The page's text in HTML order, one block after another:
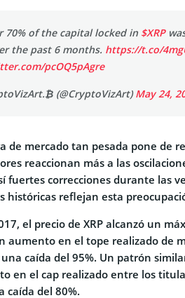
70% of the capital locked in $XRP
the past 6 months. https://t.co/
pcOQ5pAgre
(@CryptoVizArt)May 24,
de mercado tan pesada pone de
reaccionan más a las
fuertes correcciones durante las
históricas reflejan esta
el precio de XRP alcanzó un
aumento en el tope realizado de
caída del 95%. Un patrón
en el cap realizado entre los
caída del 80%.